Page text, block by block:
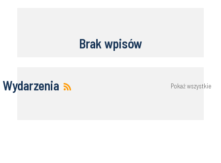
Brak wpisów
Wydarzenia Pokaż wszystkie